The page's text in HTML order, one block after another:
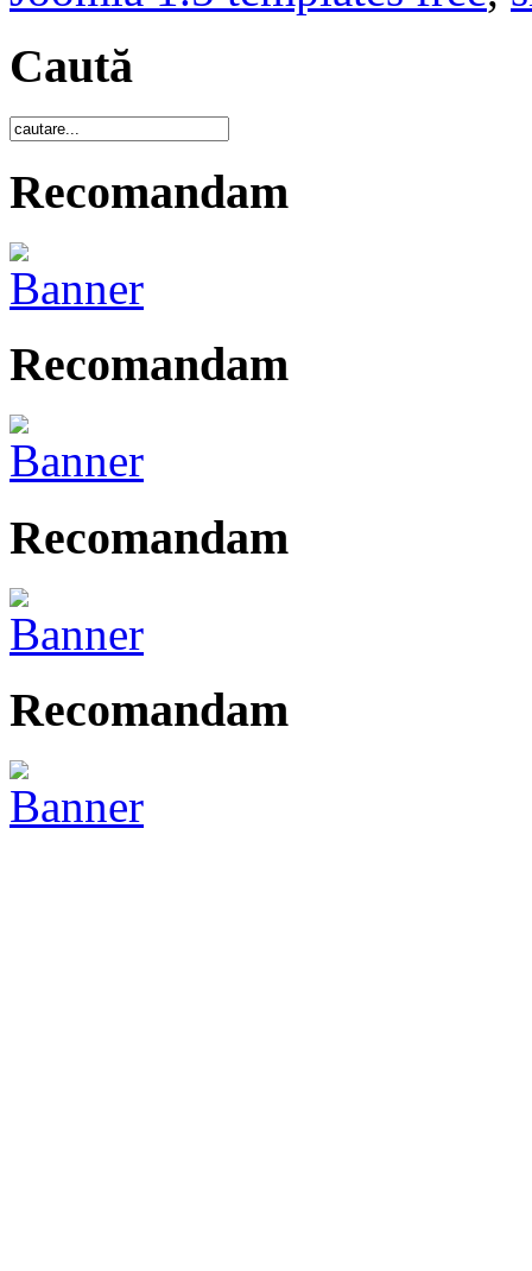
Caută
Recomandam
Recomandam
Recomandam
Recomandam